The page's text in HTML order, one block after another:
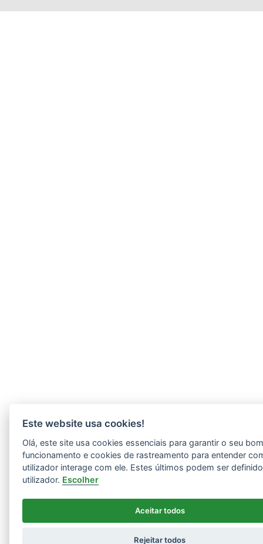
Este website usa cookies!
Olá, este site usa cookies essenciais para garantir o seu
funcionamento e cookies de rastreamento para entender
utilizador interage com ele. Estes últimos podem ser
utilizador. Escolher
Aceitar todos
Rejeitar todos